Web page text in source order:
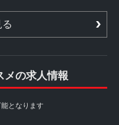
メの求人情報
となります